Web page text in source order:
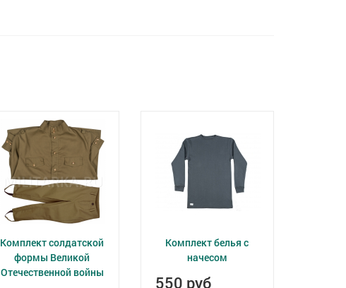
Комплект солдатской
формы Великой
Отечественной войны
Комплект белья с
начесом
550 руб